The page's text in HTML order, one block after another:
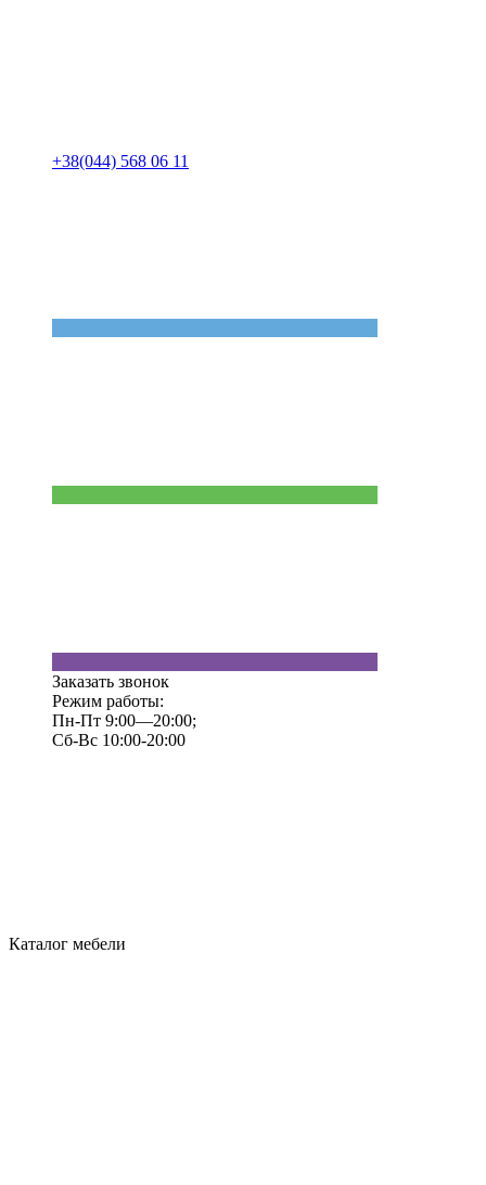
+38(044) 568 06 11
Заказать звонок
Режим работы:
Пн-Пт 9:00—20:00;
Сб-Вс 10:00-20:00
Каталог мебели